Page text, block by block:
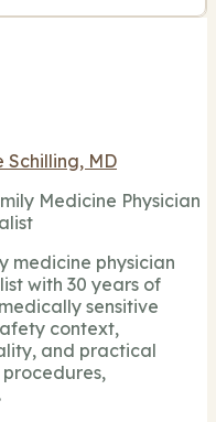
Schilling, MD
Medicine Physician
medicine physician
with 30 years of
sensitive
context,
and practical
procedures,